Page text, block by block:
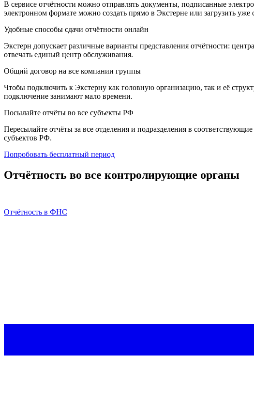
В сервисе отчётности можно отправлять документы, подписанные
электронном формате можно создать прямо в Экстерне или загрузить
Удобные способы сдачи отчётности онлайн
Экстерн допускает различные варианты представления отчётности:
отвечать единый центр обслуживания.
Общий договор на все компании группы
Чтобы подключить к Экстерну как головную организацию, так и её
подключение занимают мало времени.
Посылайте отчёты во все субъекты РФ
Пересылайте отчёты за все отделения и подразделения в
субъектов РФ.
Попробовать бесплатный период
Отчётность во все контролирующие органы
Отчётность в ФНС